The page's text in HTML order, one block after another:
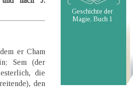
er Cham
Sem (der
die
den
Geschichte der
Magie, Buch 1